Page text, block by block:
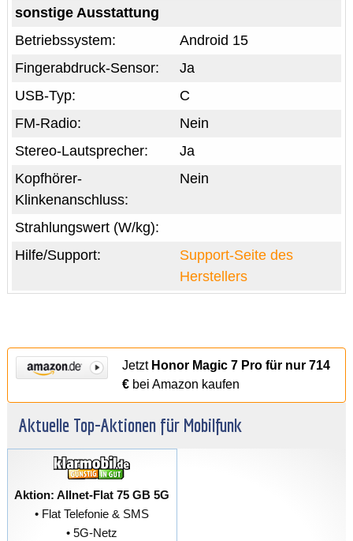
sonstige Ausstattung
Android 15
Betriebssystem:
Ja
Fingerabdruck-Sensor:
C
USB-Typ:
Nein
FM-Radio:
Ja
Stereo-Lautsprecher:
Nein
Kopfhörer-
Klinkenanschluss:
Strahlungswert (W/kg):
Support-Seite des
Herstellers
Hilfe/Support:
Jetzt Honor Magic 7 Pro für nur 714
€bei Amazon kaufen
Aktuelle Top-Aktionen für Mobilfunk
Aktion: Allnet-Flat 75 GB 5G
• Flat Telefonie & SMS
• 5G-Netz